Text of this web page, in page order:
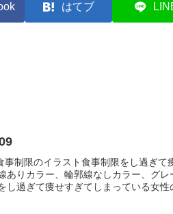
はてブ
事制限のイラスト食事制限をし過ぎて
ありカラー、輪郭線なしカラー、グ
し過ぎて痩せすぎてしまっている女性